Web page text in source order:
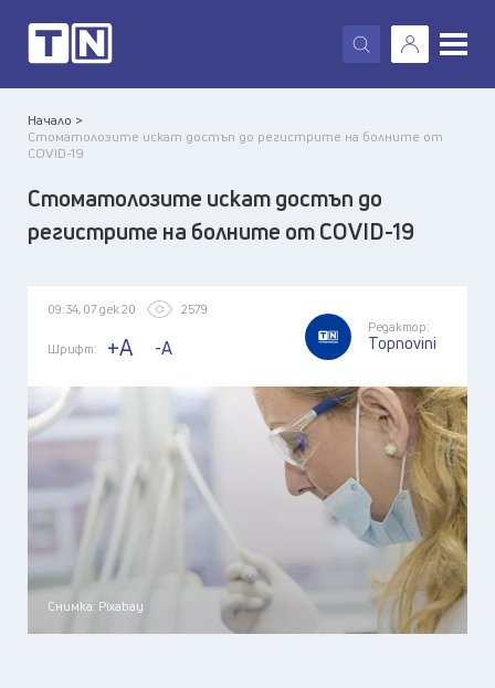
X
Начало >
Стоматолозите искат достъп до регистрите на болните от
COVID-19
Стоматолозите искат достъп до
регистрите на болните от COVID-19
09:34, 07 дек 20 2579
Шрифт: +A -A
Редактор:
Topnovini
Снимка: Pixabay